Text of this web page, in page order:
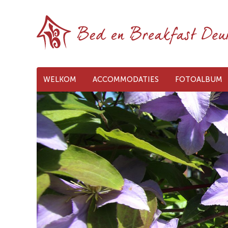
WELKOM ACCOMMODATIES FOTOALBUM